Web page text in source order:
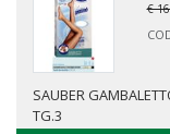
€
SAUBER
TG.3